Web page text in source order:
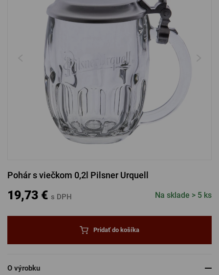
Zabudnuté heslo Nová registrácia
PRIHLÁSENIE CEZ FACEBOOK
PRIHLÁSENIE CEZ GOOGLE
PRIHLÁSENIE CEZ SEZNAM
Pohár s viečkom 0,2l Pilsner Urquell
19,73 € s DPH Na sklade > 5 ks
Pridať do košíka
O výrobku